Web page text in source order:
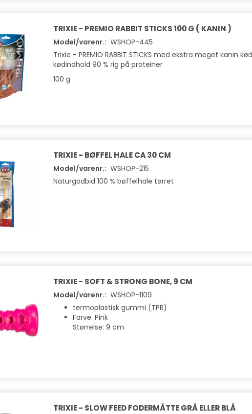
TRIXIE - PREMIO RABBIT STICKS 100 G ( KANIN )
Model/varenr.: WSHOP-445
Trixie - PREMIO RABBIT STICKS med ekstra meget kanin kød
kødindhold 90 % rig på proteiner
100 g
TRIXIE - BØFFEL HALE CA 30 CM
Model/varenr.: WSHOP-215
Naturgodbid 100 % bøffelhale tørret
TRIXIE - SOFT & STRONG BONE, 9 CM
Model/varenr.: WSHOP-1109
termoplastisk gummi (TPR)
Farve: Pink
Størrelse: 9 cm
TRIXIE - SLOW FEED FODERMÅTTE GRÅ ELLER BLÅ